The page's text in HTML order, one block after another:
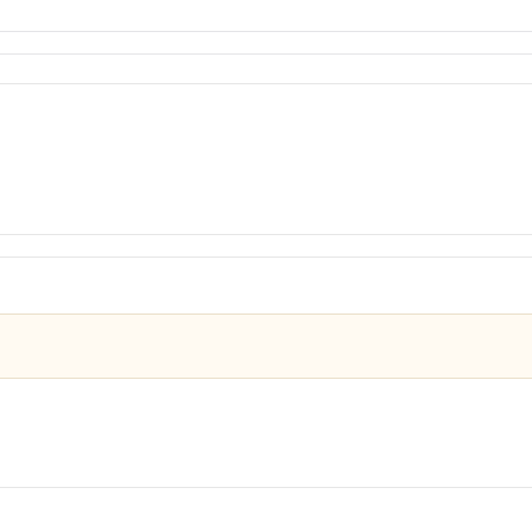
قرار دارد. این فیلتر داخل بدنه دستگاه نصب نشده است و خریدار می‌تواند بر اساس
نباید با سیستم تصفیه داخلی و خودکار اشتباه گرفته شود.
مداوم باریستا به آب جوش.
برداشت آب جوش در ساعت‌های مشخص بیشتر می‌شود.
در طول روز.